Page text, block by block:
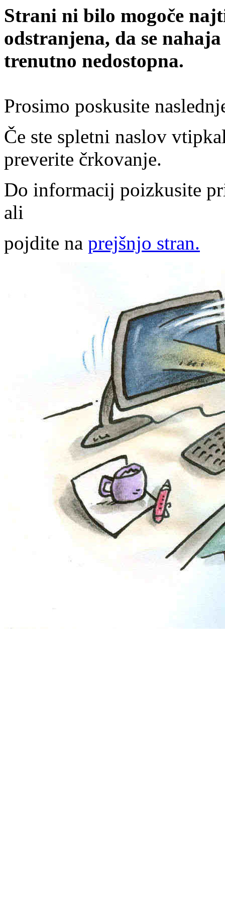
Strani ni bilo mogoče
odstranjena, da se
trenutno nedostopna.
Prosimo poskusite
Če ste spletni naslov
preverite črkovanje.
Do informacij poizkusite
ali
pojdite na prejšnjo stran.